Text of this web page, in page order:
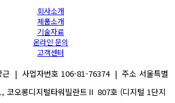
회사소개
제품소개
기술자료
온라인 문의
고객센터
근 | 사업자번호 106-81-76374 | 주소 서울특별
코오롱디지털타워빌란트Ⅱ 807호 (디지털 1단지